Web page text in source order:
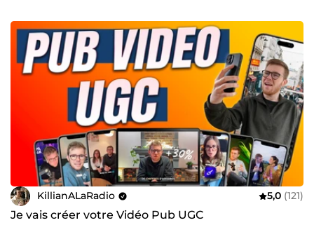
KillianALaRadio 5,0 (121)
Je vais créer votre Vidéo Pub UGC